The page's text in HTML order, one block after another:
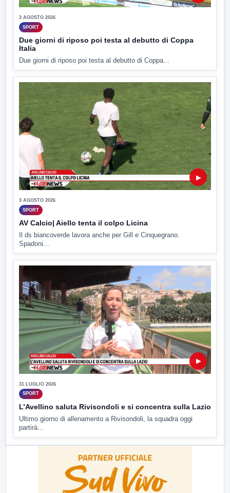
3 AGOSTO 2026
SPORT
Due giorni di riposo poi testa al debutto di Coppa
Italia
Due giorni di riposo poi testa al debutto di Coppa...
▶
3 AGOSTO 2026
SPORT
AV Calcio| Aiello tenta il colpo Licina
Il ds biancoverde lavora anche per Gill e Cinquegrano.
Spadoni...
▶
31 LUGLIO 2026
SPORT
L’Avellino saluta Rivisondoli e si concentra sulla Lazio
Ultimo giorno di allenamento a Rivisondoli, la squadra oggi
partirà...